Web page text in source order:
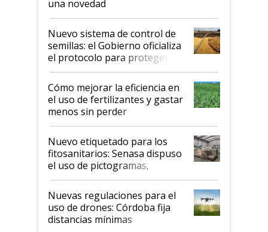
una novedad
Nuevo sistema de control de
semillas: el Gobierno oficializa
el protocolo para proteger la
propiedad intelectual
Cómo mejorar la eficiencia en
el uso de fertilizantes y gastar
menos sin perder
productividad en la campaña
fina
Nuevo etiquetado para los
fitosanitarios: Senasa dispuso
el uso de pictogramas,
palabras de advertencia e
indicaciones
Nuevas regulaciones para el
uso de drones: Córdoba fija
distancias mínimas